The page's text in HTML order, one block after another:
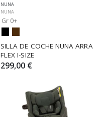
NUNA
NUNA
Gr 0+
SILLA DE COCHE NUNA ARRA
FLEX I-SIZE
299,00 €